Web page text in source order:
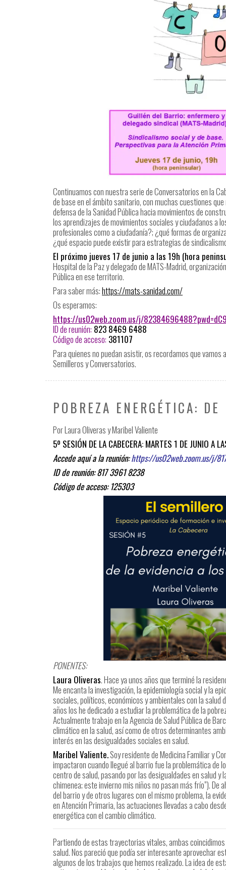
Continuamos con nuestra serie de Conversatorios en la
de base en el ámbito sanitario, con muchas cuestiones
defensa de la Sanidad Pública hacia movimientos de
los aprendizajes de movimientos sociales y ciudadanos a
profesionales como a ciudadanía?; ¿qué formas de
¿qué espacio puede existir para estrategias de
El próximo jueves 17 de junio a las 19h (hora
Hospital de la Paz y delegado de MATS-Madrid,
Pública en ese territorio.
Para saber más:https://mats-sanidad.com/
Os esperamos:
https://us02web.zoom.us/j/
ID de reunión: 823 8469 6488
Código de acceso: 381107
Para quienes no puedan asistir, os recordamos que
Semilleros y Conversatorios.
POBREZA ENERGÉTICA:
Por Laura Oliveras y Maribel Valiente
5º SESIÓN DE LA CABECERA: MARTES 1 DE JUNIO A
Accede aquí a la reunión: https://us02web.zoom.us/j/
ID de reunión: 817 3961 8238
Código de acceso: 125303
PONENTES:
Laura Oliveras. Hace ya unos años que terminé la
Me encanta la investigación, la epidemiología social y la
sociales, políticos, económicos y ambientales con la
años los he dedicado a estudiar la problemática de la
Actualmente trabajo en la Agencia de Salud Pública de
climático en la salud, así como de otros determinantes
interés en las desigualdades sociales en salud.
Maribel Valiente.Soy residente de Medicina Familiar y
impactaron cuando llegué al barrio fue la problemática de
centro de salud, pasando por las desigualdades en salud
chimenea; este invierno mis niños no pasan más frío”).
del barrio y de otros lugares con el mismo problema, la
en Atención Primaria, las actuaciones llevadas a cabo
energética con el cambio climático.
Partiendo de estas trayectorias vitales, ambas
salud. Nos pareció que podía ser interesante aprovechar
algunos de los trabajos que hemos realizado. La idea de